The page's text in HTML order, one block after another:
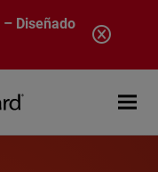
– Diseñado
Open